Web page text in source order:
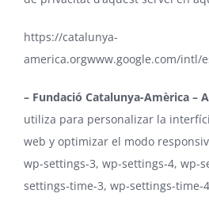
https://catalunya-
america.orgwww.google.com/intl/
– Fundació Catalunya-Amèrica –
utiliza para personalizar la
web y optimizar el modo
wp-settings-3, wp-settings-4, wp-
settings-time-3, wp-settings-time-